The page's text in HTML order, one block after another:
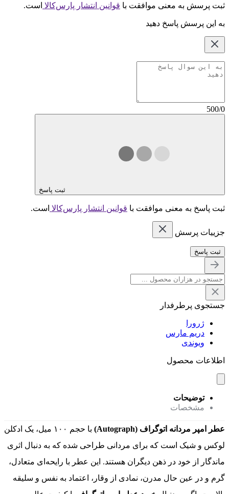
ثبت پرسش به معنی موافقت با قوانین انتشار پارس‌کالا است.
به این پرسش پاسخ دهید
500/0
ثبت پاسخ
ثبت پاسخ به معنی موافقت با قوانین انتشار پارس‌کالا است.
جزییات پرسش
ثبت پاسخ
جستجوی پرطرفدار
ژرورا
دریم مارس
ویوندی
اطلاعات محصول
توضیحات
مشخصات
عطر امپر مردانه اتوگراف (Autograph)
با حجم ۱۰۰ میل، یک ادکلن
لوکس و شیک است که برای مردانی طراحی شده که به دنبال اثری
ماندگار از خود در ذهن دیگران هستند. این عطر با رایحه‌ای متعادل،
گرم و در عین حال مدرن، نمادی از وقار، اعتماد به نفس و سلیقه